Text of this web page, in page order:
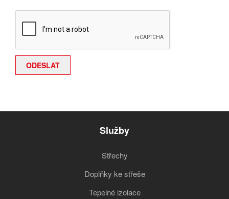
Služby
Střechy
Doplňky ke střeše
Tepelné izolace